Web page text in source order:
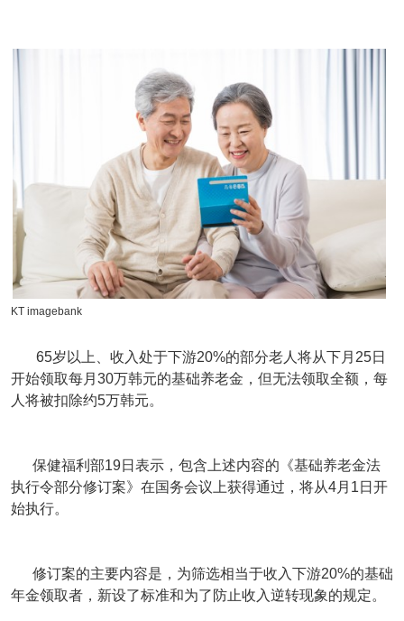
KT imagebank
65岁以上、收入处于下游20%的部分老人将从下月25日
开始领取每月30万韩元的基础养老金，但无法领取全额，每
人将被扣除约5万韩元。
保健福利部19日表示，包含上述内容的《基础养老金法
执行令部分修订案》在国务会议上获得通过，将从4月1日开
始执行。
修订案的主要内容是，为筛选相当于收入下游20%的基础
年金领取者，新设了标准和为了防止收入逆转现象的规定。